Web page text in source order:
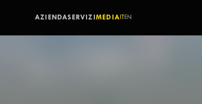
AZIENDASERVIZI MEDIA IT EN